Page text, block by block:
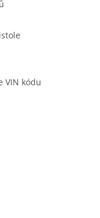
VIN kódu